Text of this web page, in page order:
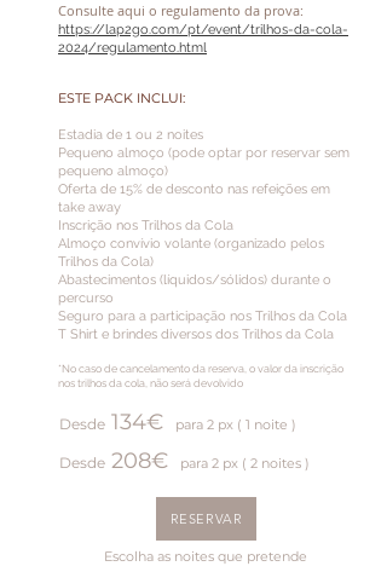
Consulte aqui o regulamento da prova:
https://lap2go.com/pt/event/trilhos-da-cola-
2024/regulamento.html
ESTE PACK INCLUI:
Estadia de 1 ou 2 noites
Pequeno almoço (pode optar por reservar sem
pequeno almoço)
Oferta de 15% de desconto nas refeições em
take away
Inscrição nos Trilhos da Cola
Almoço convívio volante (organizado pelos
Trilhos da Cola)
Abastecimentos (líquidos/sólidos) durante o
percurso
Seguro para a participação nos Trilhos da Cola
T Shirt e brindes diversos dos Trilhos da Cola
*No caso de cancelamento da reserva, o valor da inscrição
nos trilhos da cola, não será devolvido
Desde 134€ para 2 px ( 1 noite )
Desde 208€ para 2 px ( 2 noites )
RESERVAR
Escolha as noites que pretende